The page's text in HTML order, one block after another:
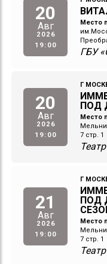
20
Авг
2026
19:00
Место
ГБУ
20
Авг
2026
19:00
Г
ПОД
Место
7 стр. 1
21
Авг
2026
19:00
Г
ПОД
Место
7 стр. 1